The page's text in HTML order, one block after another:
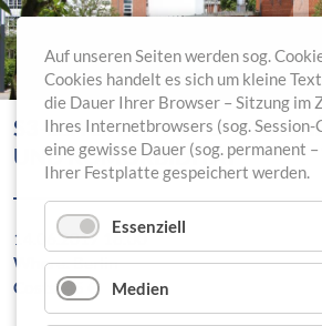
S3-LEITLINIEN
UND KOMORBIDITÄT
14.06.2017 18:00
Where:Berlin
Costs:45 €
Auf unseren Seiten werden sog.
Cookies handelt es sich um kleine
die Dauer Ihrer Browser – Sitzung im
Ihres Internetbrowsers (sog. Session-
eine gewisse Dauer (sog. permanent
Ihrer Festplatte gespeichert werden.
Essenziell
Medien